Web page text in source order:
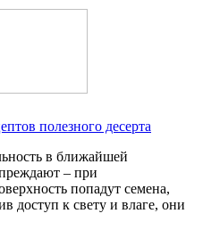
полезного десерта
в ближайшей
– при
попадут семена,
доступ к свету и влаге, они